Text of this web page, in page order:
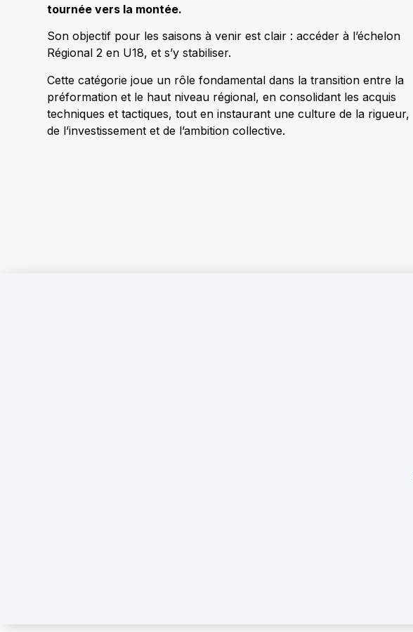
tournée vers la montée.
Son objectif pour les saisons à venir est clair : accéder à l’échelon
Régional 2 en U18, et s’y stabiliser.
Cette catégorie joue un rôle fondamental dans la transition entre la
préformation et le haut niveau régional, en consolidant les acquis
techniques et tactiques, tout en instaurant une culture de la rigueur,
de l’investissement et de l’ambition collective.